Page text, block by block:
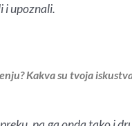
i upoznali.
Kakva su tvoja